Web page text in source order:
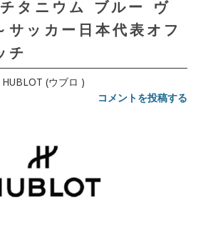
タニウム ブルー ヴ
サッカー日本代表オフ
チ
HUBLOT (ウブロ )
コメントを投稿する